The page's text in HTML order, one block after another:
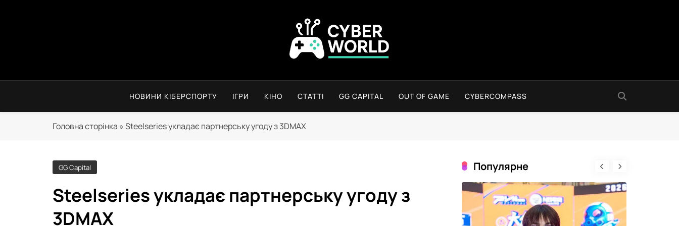
Сyber World
НОВИНИ КІБЕРСПОРТУ ІГРИ КІНО СТАТТІ GG CAPITAL OUT OF GAME CYBERCOMPASS
Головна сторінка » Steelseries укладає партнерську угоду з 3DMAX
GG Capital
Steelseries укладає партнерську угоду з
3DMAX
Популярне